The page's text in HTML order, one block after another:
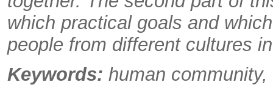
which practical goals and
people from different cultures
Keywords: human